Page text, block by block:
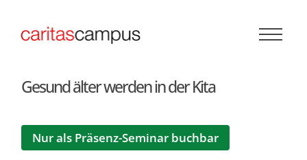
Gesund älter werden in der Kita
Nur als Präsenz-Seminar buchbar